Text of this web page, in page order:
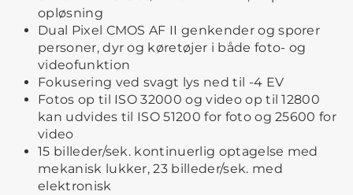
opløsning
Dual Pixel CMOS AF II genkender og sporer
personer, dyr og køretøjer i både foto- og
videofunktion
Fokusering ved svagt lys ned til -4 EV
Fotos op til ISO 32000 og video op til 12800
kan udvides til ISO 51200 for foto og 25600 for
video
15 billeder/sek. kontinuerlig optagelse med
mekanisk lukker, 23 billeder/sek. med
elektronisk